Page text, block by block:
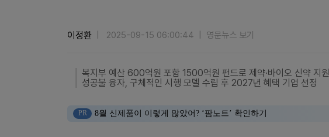
이정환 2025-09-15 06:00:44 영문뉴스 보기
복지부 예산 600억원 포함 1500억원 펀드로 제약·바이오 신약 지원
성공불 융자, 구체적인 시행 모델 수립 후 2027년 혜택 기업 선정
PR 8월 신제품이 이렇게 많았어? ‘팜노트’ 확인하기